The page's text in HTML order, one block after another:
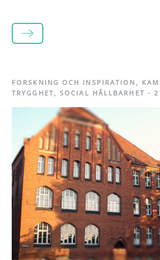
LÄS MER
FORSKNING OCH INSPIRATION ,
TRYGGHET,SOCIAL HÅLLBARHET -